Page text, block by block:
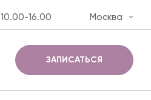
16.00 Москва
ЗАПИСАТЬСЯ